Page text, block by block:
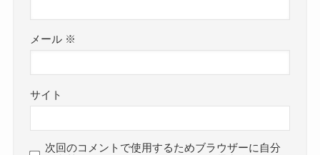
メール ※
サイト
次回のコメントで使用するためブラウザーに自分